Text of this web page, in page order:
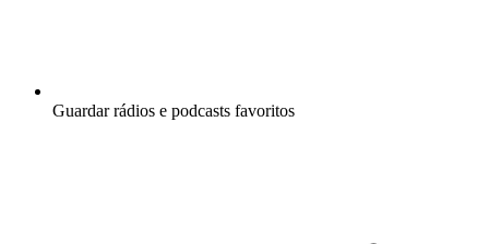
Guardar rádios e podcasts favoritos